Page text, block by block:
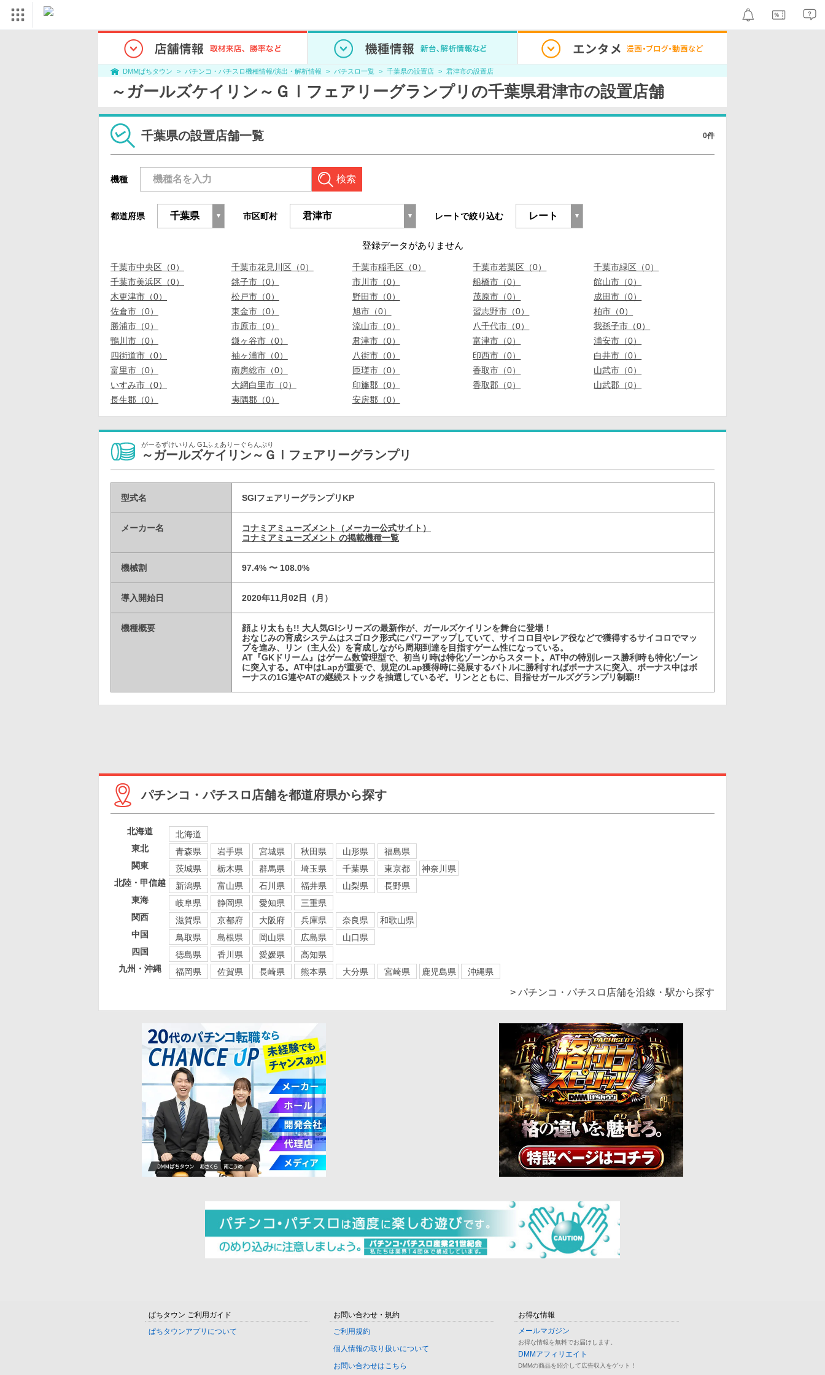
DMMぱちタウン パチンコ・パチスロ機種情報/演出・解析情報 パチスロ一覧 千葉県の設置店 君津市の設置店
～ガールズケイリン～ＧⅠフェアリーグランプリの千葉県君津市の設置店舗
千葉県の設置店舗一覧 0件
機種 検索
都道府県 市区町村 レートで絞り込む
登録データがありません
千葉市中央区（0） 千葉市花見川区（0） 千葉市稲毛区（0） 千葉市若葉区（0）
千葉市緑区（0）
千葉市美浜区（0）
銚子市（0） 市川市（0） 船橋市（0）
館山市（0）
木更津市（0）
松戸市（0） 野田市（0） 茂原市（0）
成田市（0）
佐倉市（0）
東金市（0） 旭市（0） 習志野市（0）
柏市（0）
勝浦市（0）
市原市（0） 流山市（0） 八千代市（0）
我孫子市（0）
鴨川市（0）
鎌ヶ谷市（0） 君津市（0） 富津市（0）
浦安市（0）
四街道市（0）
袖ヶ浦市（0） 八街市（0） 印西市（0）
白井市（0）
富里市（0）
南房総市（0） 匝瑳市（0） 香取市（0）
山武市（0）
いすみ市（0）
大網白里市（0） 印旛郡（0） 香取郡（0）
山武郡（0）
長生郡（0）
夷隅郡（0） 安房郡（0）
がーるずけいりん G1ふぇありーぐらんぷり
～ガールズケイリン～ＧⅠフェアリーグランプリ
型式名 SGIフェアリーグランプリKP
メーカー名
コナミアミューズメント（メーカー公式サイト）
コナミアミューズメント の掲載機種一覧
機械割 97.4% 〜 108.0%
導入開始日 2020年11月02日（月）
機種概要
顔より太もも!! 大人気GⅠシリーズの最新作が、ガールズケイリンを舞台に登場！
おなじみの育成システムはスゴロク形式にパワーアップしていて、サイコロ目やレア役などで獲得するサイコロでマッ
プを進み、リン（主人公）を育成しながら周期到達を目指すゲーム性になっている。
AT『GKドリーム』はゲーム数管理型で、初当り時は特化ゾーンからスタート。AT中の特別レース勝利時も特化ゾーン
に突入する。AT中はLapが重要で、規定のLap獲得時に発展するバトルに勝利すればボーナスに突入、ボーナス中はボ
ーナスの1G連やATの継続ストックを抽選しているぞ。リンとともに、目指せガールズグランプリ制覇!!
パチンコ・パチスロ店舗を都道府県から探す
北海道
北海道
東北
青森県 岩手県 宮城県 秋田県 山形県
福島県
関東
茨城県 栃木県 群馬県 埼玉県 千葉県 東京都
神奈川県
北陸・甲信越
新潟県 富山県 石川県 福井県 山梨県
長野県
東海
岐阜県 静岡県 愛知県
三重県
関西
滋賀県 京都府 大阪府 兵庫県 奈良県
和歌山県
中国
鳥取県 島根県 岡山県 広島県
山口県
四国
徳島県 香川県 愛媛県
高知県
九州・沖縄
福岡県 佐賀県 長崎県 熊本県 大分県 宮崎県 鹿児島県 沖縄県
> パチンコ・パチスロ店舗を沿線・駅から探す
ぱちタウン ご利用ガイド
ぱちタウンアプリについて
お問い合わせ・規約
ご利用規約
個人情報の取り扱いについて
お問い合わせはこちら
お得な情報
メールマガジン
お得な情報を無料でお届けします。
DMMアフィリエイト
DMMの商品を紹介して広告収入をゲット！